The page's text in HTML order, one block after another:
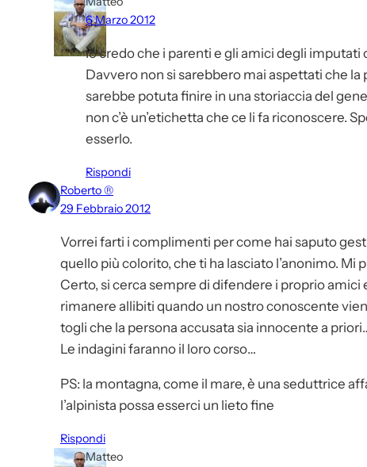
6 Marzo 2012
Io credo che i parenti e gli amici degli
Davvero non si sarebbero mai aspettati che
sarebbe potuta finire in una storiaccia del
non c’è un’etichetta che ce li fa riconoscere.
esserlo.
Rispondi
Roberto ®
29 Febbraio 2012
Vorrei farti i complimenti per come hai saputo
quello più colorito, che ti ha lasciato l’anonimo. Mi
Certo, si cerca sempre di difendere i proprio amici
rimanere allibiti quando un nostro conoscente
togli che la persona accusata sia innocente a
Le indagini faranno il loro corso…
PS: la montagna, come il mare, è una seduttrice
l’alpinista possa esserci un lieto fine
Rispondi
Matteo